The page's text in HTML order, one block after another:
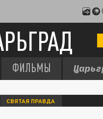
ФИЛЬМЫ
СВЯТАЯ ПРАВДА